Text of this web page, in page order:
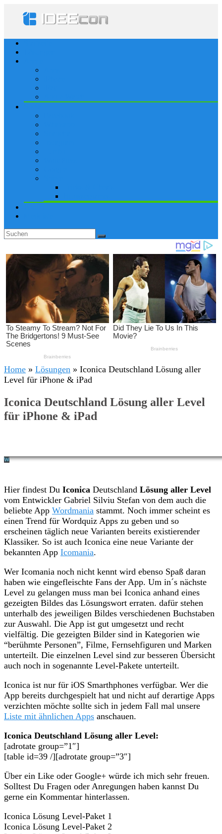
Home » Lösungen » Iconica Deutschland Lösung aller
Level für iPhone & iPad
Iconica Deutschland Lösung aller Level
für iPhone & iPad
Hier findest Du Iconica Deutschland Lösung aller Level
vom Entwickler Gabriel Silviu Stefan von dem auch die
beliebte App Wordmania stammt. Noch immer scheint es
einen Trend für Wordquiz Apps zu geben und so
erscheinen täglich neue Varianten bereits existierender
Klassiker. So ist auch Iconica eine neue Variante der
bekannten App Icomania.
Wer Icomania noch nicht kennt wird ebenso Spaß daran
haben wie eingefleischte Fans der App. Um in´s nächste
Level zu gelangen muss man bei Iconica anhand eines
gezeigten Bildes das Lösungswort erraten. dafür stehen
unterhalb des jeweiligen Bildes verschiedenen Buchstaben
zur Auswahl. Die App ist gut umgesetzt und recht
vielfältig. Die gezeigten Bilder sind in Kategorien wie
“berühmte Personen”, Filme, Fernsehfiguren und Marken
unterteilt. Die einzelnen Level sind zur besseren Übersicht
auch noch in sogenannte Level-Pakete unterteilt.
Iconica ist nur für iOS Smarthphones verfügbar. Wer die
App bereits durchgespielt hat und nicht auf derartige Apps
verzichten möchte sollte sich in jedem Fall mal unsere
Liste mit ähnlichen Apps anschauen.
Iconica Deutschland Lösung aller Level:
[adrotate group=”1″]
[table id=39 /][adrotate group=”3″]
Über ein Like oder Google+ würde ich mich sehr freuen.
Solltest Du Fragen oder Anregungen haben kannst Du
gerne ein Kommentar hinterlassen.
Iconica Lösung Level-Paket 1
Iconica Lösung Level-Paket 2